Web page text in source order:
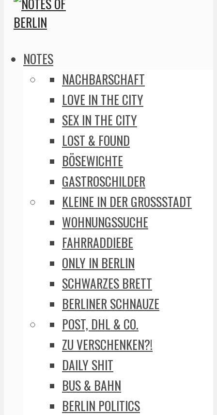
NOTES
NACHBARSCHAFT
LOVE IN THE CITY
SEX IN THE CITY
LOST & FOUND
BÖSEWICHTE
GASTROSCHILDER
KLEINE IN DER GROSSSTADT
WOHNUNGSSUCHE
FAHRRADDIEBE
ONLY IN BERLIN
SCHWARZES BRETT
BERLINER SCHNAUZE
POST, DHL & CO.
ZU VERSCHENKEN?!
DAILY SHIT
BUS & BAHN
BERLIN POLITICS